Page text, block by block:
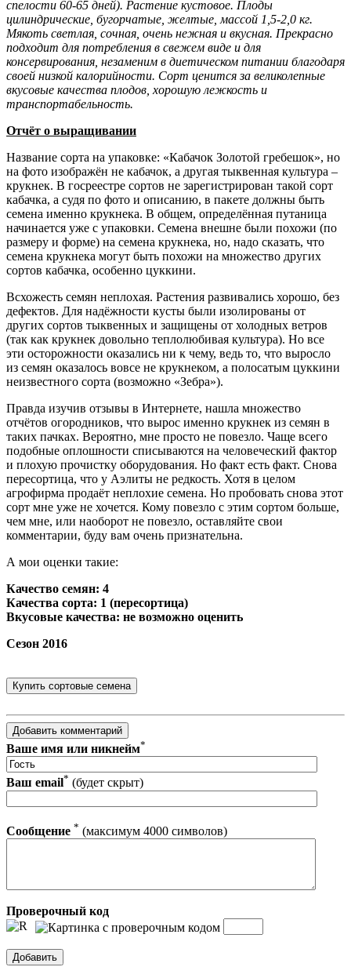
спелости 60-65 дней). Растение кустовое. Плоды
цилиндрические, бугорчатые, желтые, массой 1,5-2,0 кг.
Мякоть светлая, сочная, очень нежная и вкусная. Прекрасно
подходит для потребления в свежем виде и для
консервирования, незаменим в диетическом питании благодаря
своей низкой калорийности. Сорт ценится за великолепные
вкусовые качества плодов, хорошую лежкость и
транспортабельность.
Отчёт о выращивании
Название сорта на упаковке: «Кабачок Золотой гребешок», но
на фото изображён не кабачок, а другая тыквенная культура –
крукнек. В госреестре сортов не зарегистрирован такой сорт
кабачка, а судя по фото и описанию, в пакете должны быть
семена именно крукнека. В общем, определённая путаница
начинается уже с упаковки. Семена внешне были похожи (по
размеру и форме) на семена крукнека, но, надо сказать, что
семена крукнека могут быть похожи на множество других
сортов кабачка, особенно цуккини.
Всхожесть семян неплохая. Растения развивались хорошо, без
дефектов. Для надёжности кусты были изолированы от
других сортов тыквенных и защищены от холодных ветров
(так как крукнек довольно теплолюбивая культура). Но все
эти осторожности оказались ни к чему, ведь то, что выросло
из семян оказалось вовсе не крукнеком, а полосатым цуккини
неизвестного сорта (возможно «Зебра»).
Правда изучив отзывы в Интернете, нашла множество
отчётов огородников, что вырос именно крукнек из семян в
таких пачках. Вероятно, мне просто не повезло. Чаще всего
подобные оплошности списываются на человеческий фактор
и плохую прочистку оборудования. Но факт есть факт. Снова
пересортица, что у Аэлиты не редкость. Хотя в целом
агрофирма продаёт неплохие семена. Но пробовать снова этот
сорт мне уже не хочется. Кому повезло с этим сортом больше,
чем мне, или наоборот не повезло, оставляйте свои
комментарии, буду вам очень признательна.
А мои оценки такие:
Качество семян: 4
Качества сорта: 1 (пересортица)
Вкусовые качества: не возможно оценить
Сезон 2016
Ваше имя или никнейм*
Ваш email* (будет скрыт)
Сообщение * (максимум 4000 символов)
Проверочный код